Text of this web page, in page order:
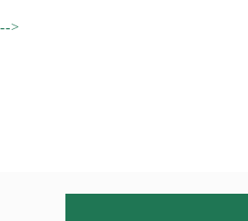
昆明市盘
西安市碑
海口市龙
唐山市路
台州市椒
重庆市解
-->